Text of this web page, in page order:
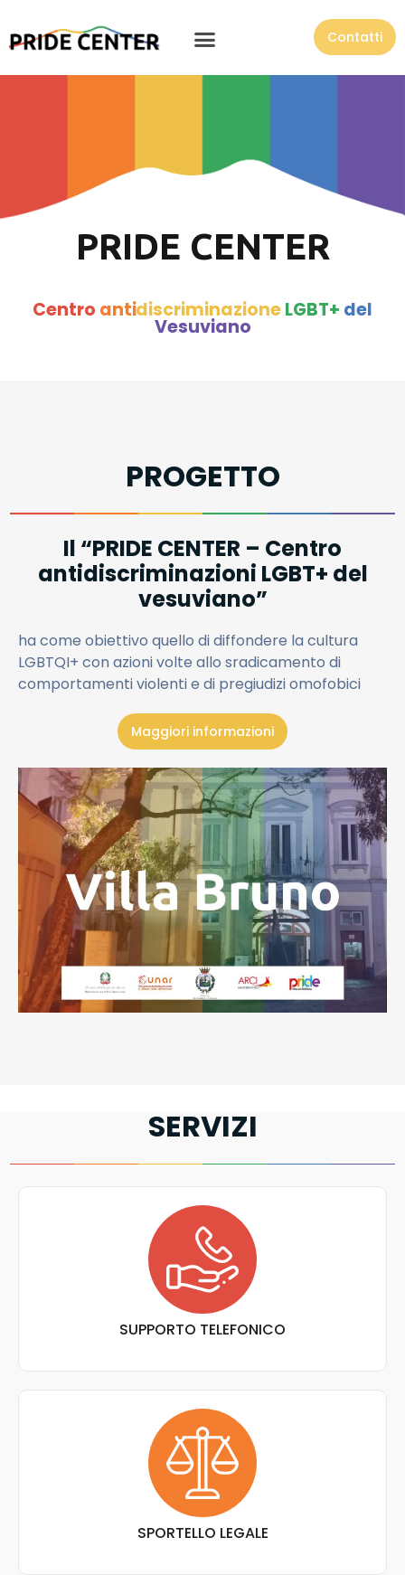
Contatti
PRIDE CENTER
Centro antidiscriminazioneLGBT+ del
Vesuviano
PROGETTO
Il “PRIDE CENTER – Centro
antidiscriminazioni LGBT+ del
vesuviano”
ha come obiettivo quello di diffondere la cultura
LGBTQI+ con azioni volte allo sradicamento di
comportamenti violenti e di pregiudizi omofobici
Maggiori informazioni
SERVIZI
SUPPORTO TELEFONICO
SPORTELLO LEGALE